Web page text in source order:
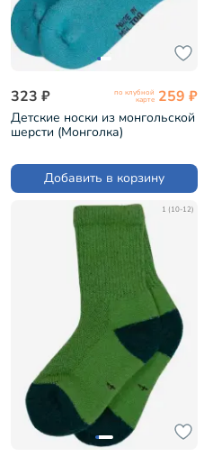
323 ₽ по клубной
карте 259 ₽
Детские носки из монгольской
шерсти (Монголка)
Добавить в корзину
1 (10-12)